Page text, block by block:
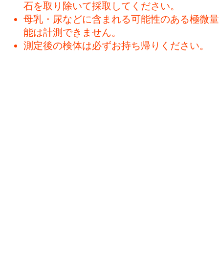
石を取り除いて採取してください。
母乳・尿などに含まれる可能性のある極微
能は計測できません。
測定後の検体は必ずお持ち帰りください。